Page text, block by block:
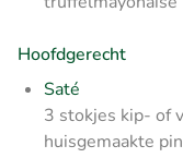
Hoofdgerecht
Saté
3 stokjes kip- of
huisgemaakte